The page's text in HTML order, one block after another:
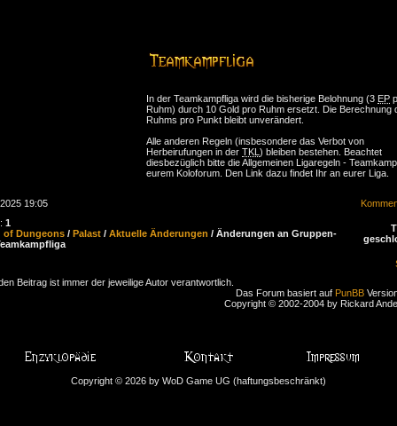
In der Teamkampfliga wird die bisherige Belohnung (3 EP
Ruhm) durch 10 Gold pro Ruhm ersetzt. Die Berechnung
Ruhms pro Punkt bleibt unverändert.
Alle anderen Regeln (insbesondere das Verbot von
Herbeirufungen in der TKL ) bleiben bestehen. Beachtet
diesbezüglich bitte die Allgemeinen Ligaregeln -
eurem Koloforum. Den Link dazu findet Ihr an eurer Liga.
19:05
1
of Dungeons / Palast / Aktuelle Änderungen / Änderungen an Gruppen-
Beitrag ist immer der jeweilige Autor verantwortlich.
Das Forum basiert auf PunBB
Copyright © 2002-2004 by Rickard
Copyright © 2026 by WoD Game UG (haftungsbeschränkt)